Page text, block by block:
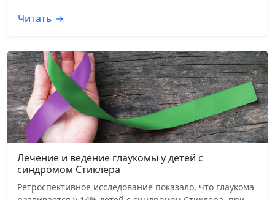
Читать →
Лечение и ведение глаукомы у детей с
синдромом Стиклера
Ретроспективное исследование показало, что глаукома